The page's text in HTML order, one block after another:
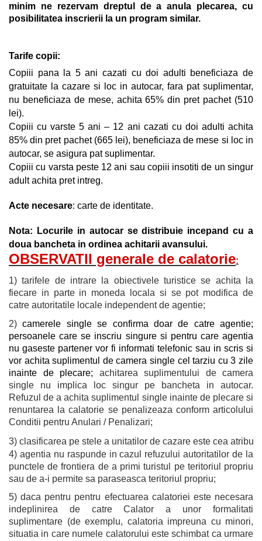
minim ne rezervam dreptul de a anula plecarea, cu
posibilitatea inscrierii la un program similar.
Tarife copii:
Copiii pana la 5 ani cazati cu doi adulti beneficiaza de
gratuitate la cazare si loc in autocar, fara pat suplimentar,
nu beneficiaza de mese, achita 65% din pret pachet (510
lei).
Copiii cu varste 5 ani – 12 ani cazati cu doi adulti achita
85% din pret pachet (665 lei), beneficiaza de mese si loc in
autocar, se asigura pat suplimentar.
Copiii cu varsta peste 12 ani sau copiii insotiti de un singur
adult achita pret intreg.
Acte necesare: carte de identitate.
Nota: Locurile in autocar se distribuie incepand cu a
doua bancheta in ordinea achitarii avansului.
OBSERVATII generale de calatorie:
1) tarifele de intrare la obiectivele turistice se achita la
fiecare in parte in moneda locala si se pot modifica de
catre autoritatile locale independent de agentie;
2)camerele single se confirma doar de catre agentie;
persoanele care se inscriu singure si pentru care agentia
nu gaseste partener vor fi informati telefonic sau in scris si
vor achita suplimentul de camera single cel tarziu cu 3 zile
inainte de plecare; achitarea suplimentului de camera
single nu implica loc singur pe bancheta in autocar.
Refuzul de a achita suplimentul single inainte de plecare si
renuntarea la calatorie se penalizeaza conform articolului
Conditii pentru Anulari / Penalizari;
3) clasificarea pe stele a unitatilor de cazare este cea
4) agentia nu raspunde in cazul refuzului autoritatilor de la
punctele de frontiera de a primi turistul pe teritoriul propriu
sau de a-i permite sa paraseasca teritoriul propriu;
5) daca pentru pentru efectuarea calatoriei este necesara
indeplinirea de catre Calator a unor formalitati
suplimentare (de exemplu, calatoria impreuna cu minori,
situatia in care numele calatorului este schimbat ca urmare